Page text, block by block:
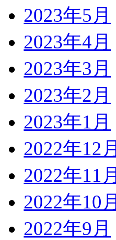
2023年5月
2023年4月
2023年3月
2023年2月
2023年1月
2022年12月
2022年11月
2022年10月
2022年9月